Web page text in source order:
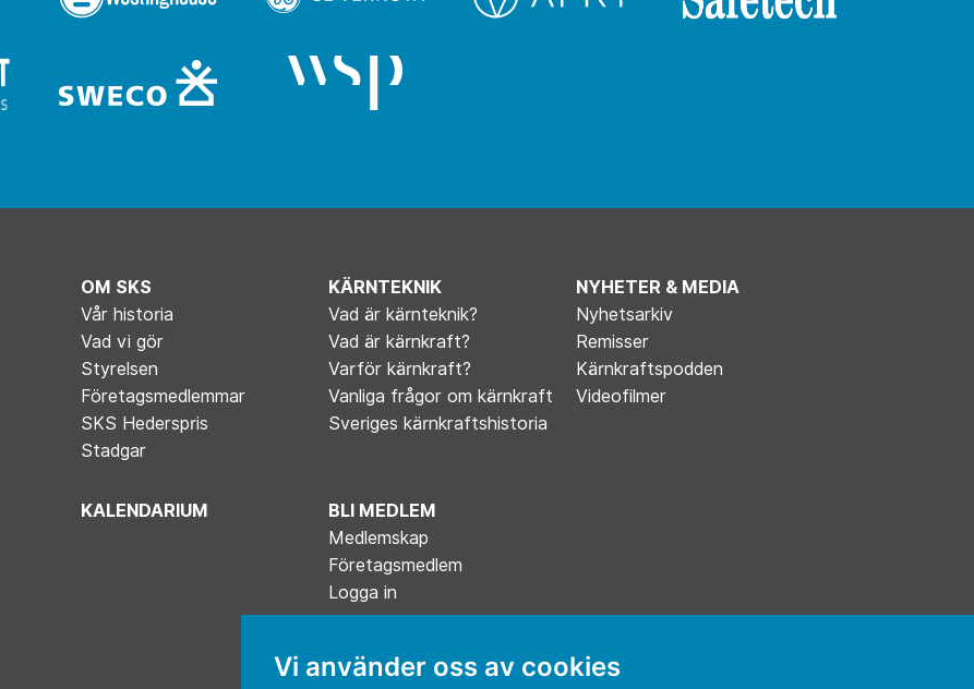
Vi använder oss av cookies
OM SKS
Vår historia
Vad vi gör
Styrelsen
Företagsmedlemmar
SKS Hederspris
Stadgar
KÄRNTEKNIK
Vad är kärnteknik?
Vad är kärnkraft?
Varför kärnkraft?
Vanliga frågor om kärnkraft
Sveriges kärnkraftshistoria
NYHETER & MEDIA
Nyhetsarkiv
Remisser
Kärnkraftspodden
Videofilmer
KALENDARIUM
BLI MEDLEM
Medlemskap
Företagsmedlem
Logga in